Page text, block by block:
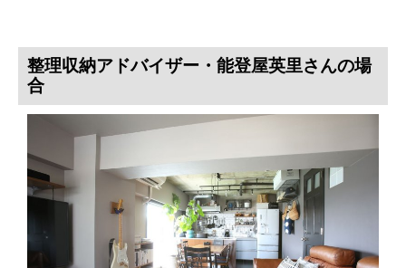
整理収納アドバイザー・能登屋英里さんの場
合